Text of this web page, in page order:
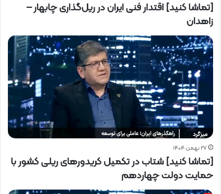
[تماشا کنید] اقتدار فنی ایران در ریل‌گذاری چابهار –
زاهدان
۲۷ بهمن ۱۴۰۴
[تماشا کنید] شتاب در تکمیل کریدورهای ریلی کشور با
حمایت دولت چهاردهم